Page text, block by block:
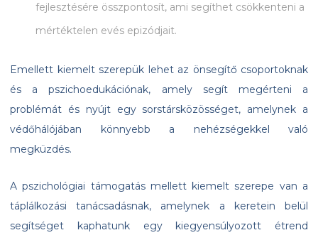
fejlesztésére összpontosít, ami segíthet csökkenteni a
mértéktelen evés epizódjait.
Emellett kiemelt szerepük lehet az önsegítő csoportoknak
és a pszichoedukációnak, amely segít megérteni a
problémát és nyújt egy sorstársközösséget, amelynek a
védőhálójában könnyebb a nehézségekkel való
megküzdés.
A pszichológiai támogatás mellett kiemelt szerepe van a
táplálkozási tanácsadásnak, amelynek a keretein belül
segítséget kaphatunk egy kiegyensúlyozott étrend